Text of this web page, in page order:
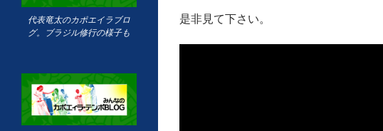
是非見て下さい。
代表竜太のカポエイラブロ
グ。ブラジル修行の様子も